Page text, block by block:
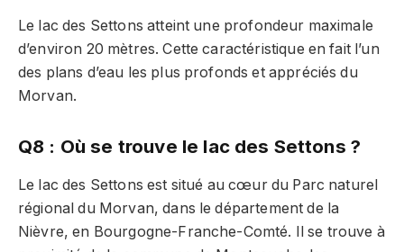
Le lac des Settons atteint une profondeur maximale
d’environ 20 mètres. Cette caractéristique en fait l’un
des plans d’eau les plus profonds et appréciés du
Morvan.
Q8 : Où se trouve le lac des Settons ?
Le lac des Settons est situé au cœur du Parc naturel
régional du Morvan, dans le département de la
Nièvre, en Bourgogne-Franche-Comté. Il se trouve à